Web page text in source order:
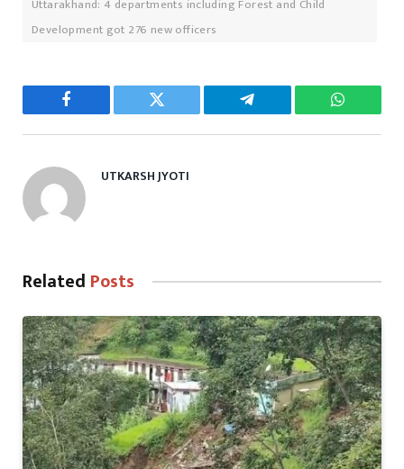
Uttarakhand: 4 departments including Forest and Child
Development got 276 new officers
Facebook Twitter Telegram
UTKARSH JYOTI
Related Posts